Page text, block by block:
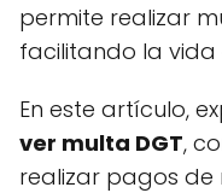
permite realizar
facilitando la vida
En este artículo,
ver multa DGT,
realizar pagos de